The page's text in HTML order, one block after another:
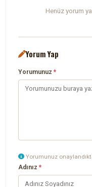
Henüz yorum
Yorum Yap
Yorumunuz*
Yorumunuz
Adınız*